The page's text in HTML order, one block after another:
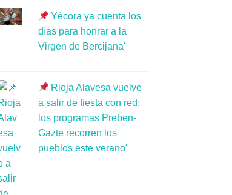
'Yécora ya cuenta los
días para honrar a la
Virgen de Bercijana'
'Rioja Alavesa vuelve
a salir de fiesta con red:
los programas Preben-
Gazte recorren los
pueblos este verano'